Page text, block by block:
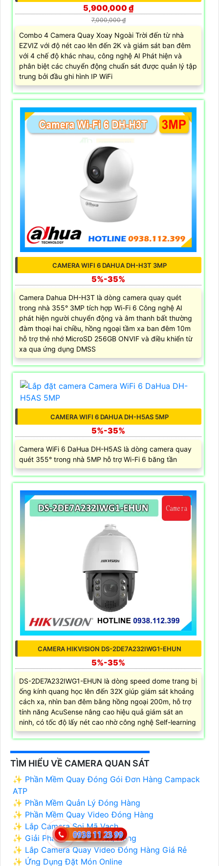
5,900,000 ₫
7,000,000 ₫
Combo 4 Camera Quay Xoay Ngoài Trời đến từ nhà
EZVIZ với độ nét cao lên đến 2K và giám sát ban đêm
với 4 chế độ khác nhau, công nghệ AI Phát hiện và
phân biệt các chuyển động chuẩn sát được quản lý tập
trung bởi đầu ghi hình IP WiFi
CAMERA WIFI 6 DAHUA DH-H3T 3MP
5%-35%
Camera Dahua DH-H3T là dòng camera quay quét
trong nhà 355° 3MP tích hợp Wi-Fi 6 Công nghệ AI
phát hiện người chuyển động và âm thanh bất thường
đàm thoại hai chiều, hồng ngoại tầm xa ban đêm 10m
hỗ trợ thẻ nhớ MicroSD 256GB ONVIF và điều khiển từ
xa qua ứng dụng DMSS
CAMERA WIFI 6 DAHUA DH-H5AS 5MP
5%-35%
Camera WiFi 6 DaHua DH-H5AS là dòng camera quay
quét 355° trong nhà 5MP hỗ trợ Wi-Fi 6 băng tần
CAMERA HIKVISION DS-2DE7A232IWG1-EHUN
5%-35%
DS-2DE7A232IWG1-EHUN là dòng speed dome trang bị
ống kính quang học lên đến 32X giúp giám sát khoảng
cách xa, nhìn ban đêm bằng hồng ngoại 200m, hỗ trợ
tính năng AcuSense nâng cao hiệu quả giám sát an
ninh, có tốc độ lấy nét cao nhờ công nghệ Self-learning
TÌM HIỂU VỀ CAMERA QUAN SÁT
✨ Phần Mềm Quay Đóng Gói Đơn Hàng Campack
ATP
✨ Phần Mềm Quản Lý Đóng Hàng
✨ Phần Mềm Quay Video Đóng Hàng
✨ Lắp Camera Soi Mã Vạch
✨ Giải Pháp Camera Đóng Hàng
✨ Lắp Camera Quay Video Đóng Hàng Giá Rẻ
✨ Ứng Dụng Đặt Món Online